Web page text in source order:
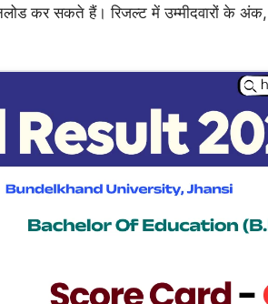
कर सकते हैं। रिजल्ट में उम्मीदवारों के